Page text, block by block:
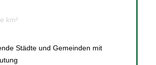
km²
Städte und Gemeinden mit